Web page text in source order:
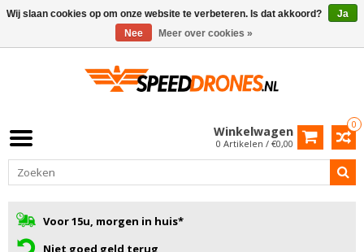
0
Winkelwagen
0 Artikelen / €0,00
Voor 15u, morgen in huis*
Niet goed geld terug
Wij slaan cookies op om onze website te verbeteren. Is dat akkoord?
Ja
Nee
Meer over cookies »